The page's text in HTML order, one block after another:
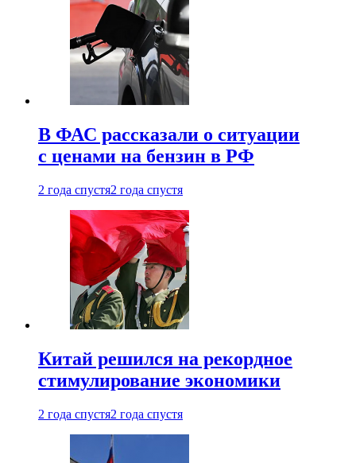
В ФАС рассказали о ситуации
с ценами на бензин в РФ
2 года спустя2 года спустя
Китай решился на рекордное
стимулирование экономики
2 года спустя2 года спустя